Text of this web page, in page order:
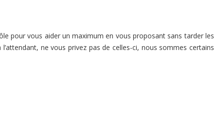
pour vous aider un maximum en vous proposant sans tarder les
ne vous privez pas de celles-ci, nous sommes certains